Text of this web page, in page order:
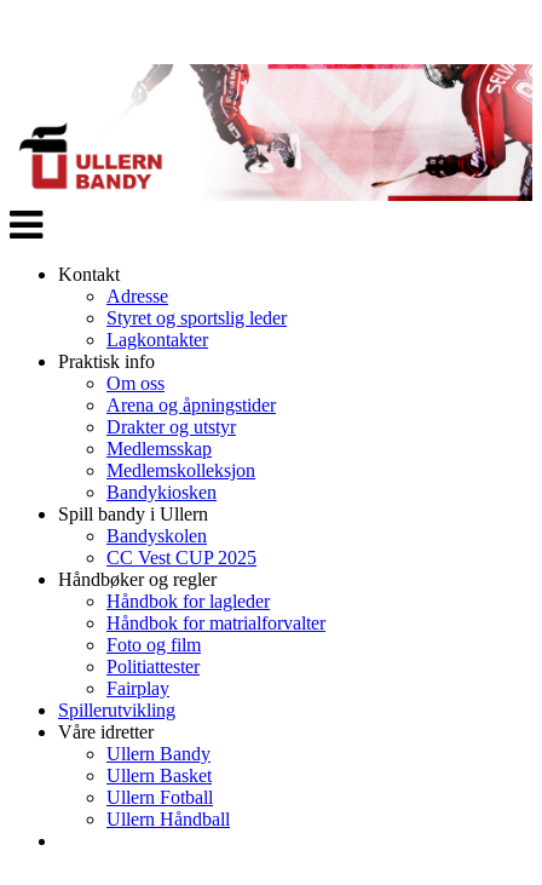
Veksle
navigasjon
Kontakt
Adresse
Styret og sportslig leder
Lagkontakter
Praktisk info
Om oss
Arena og åpningstider
Drakter og utstyr
Medlemsskap
Medlemskolleksjon
Bandykiosken
Spill bandy i Ullern
Bandyskolen
CC Vest CUP 2025
Håndbøker og regler
Håndbok for lagleder
Håndbok for matrialforvalter
Foto og film
Politiattester
Fairplay
Spillerutvikling
Våre idretter
Ullern Bandy
Ullern Basket
Ullern Fotball
Ullern Håndball